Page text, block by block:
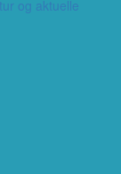
og aktuelle